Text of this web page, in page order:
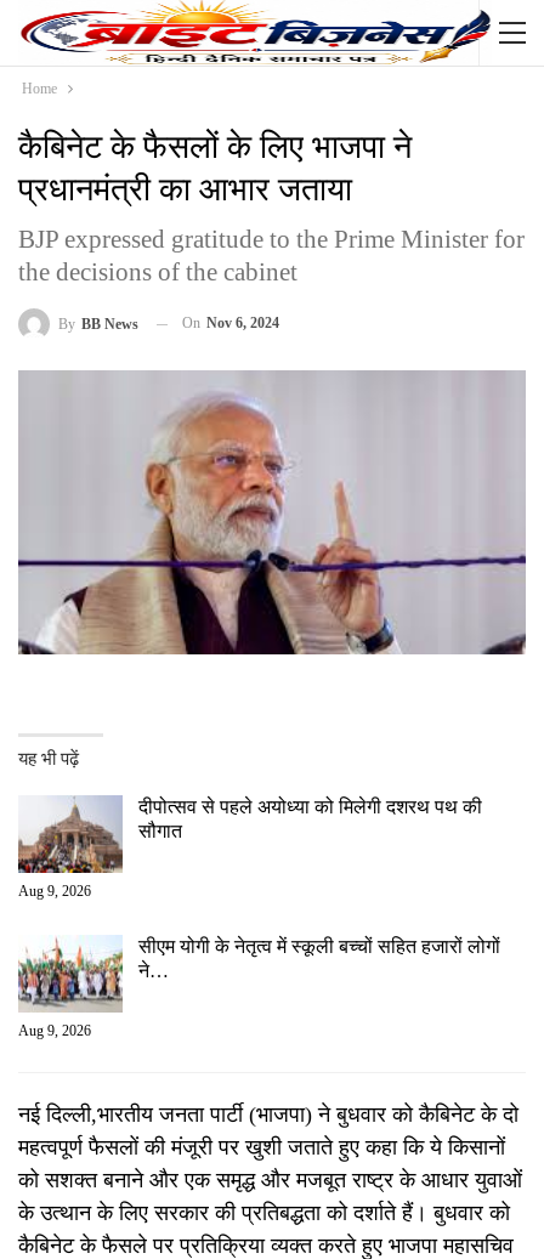
Home
कैबिनेट के फैसलों के लिए भाजपा ने
प्रधानमंत्री का आभार जताया
BJP expressed gratitude to the Prime Minister for
the decisions of the cabinet
By BB News On Nov 6, 2024
यह भी पढ़ें
दीपोत्सव से पहले अयोध्या को मिलेगी दशरथ पथ की
सौगात
Aug 9, 2026
सीएम योगी के नेतृत्व में स्कूली बच्चों सहित हजारों लोगों
ने…
Aug 9, 2026
नई दिल्ली,भारतीय जनता पार्टी (भाजपा) ने बुधवार को कैबिनेट के दो
महत्वपूर्ण फैसलों की मंजूरी पर खुशी जताते हुए कहा कि ये किसानों
को सशक्त बनाने और एक समृद्ध और मजबूत राष्ट्र के आधार युवाओं
के उत्थान के लिए सरकार की प्रतिबद्धता को दर्शाते हैं। बुधवार को
कैबिनेट के फैसले पर प्रतिक्रिया व्यक्त करते हुए भाजपा महासचिव